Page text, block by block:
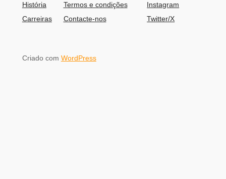
História
Carreiras
Termos e condições
Contacte-nos
Instagram
Twitter/X
Criado com WordPress